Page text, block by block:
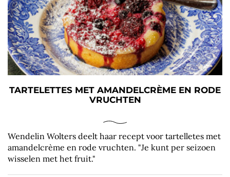
TARTELETTES MET AMANDELCRÈME EN RODE
VRUCHTEN
Wendelin Wolters deelt haar recept voor tartelletes met
amandelcrème en rode vruchten. "Je kunt per seizoen
wisselen met het fruit."